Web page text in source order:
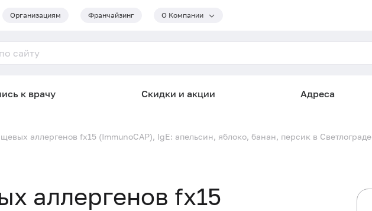
Организациям Франчайзинг О Компании
к врачу Скидки и акции Адреса
аллергенов fx15 (ImmunoCAP), IgE: апельсин, яблоко, банан, персик в Светлограде
аллергенов fx15